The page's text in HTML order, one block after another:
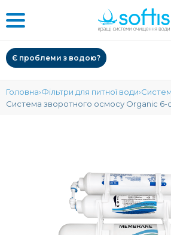
Є проблеми з водою?
Головна Фільтри для питної води
Система зворотного осмосу Organic 6-